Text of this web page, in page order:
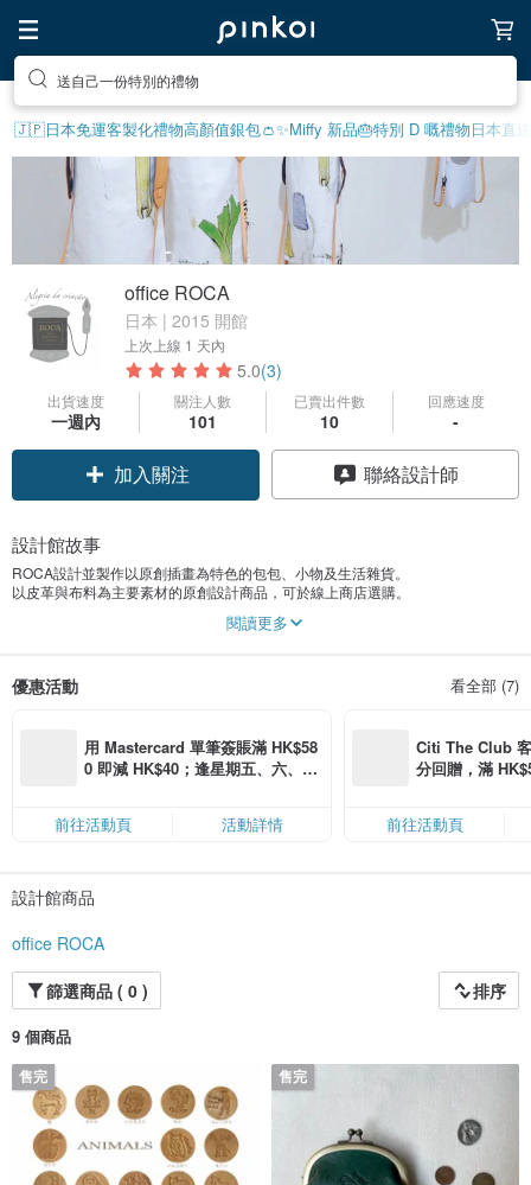
送自己一份特別的禮物
🇯🇵日本免運客製化禮物高顏值銀包👛✨Miffy 新品🎂特別 D 嘅禮物日本直
office ROCA
日本 | 2015 開館
上次上線 1 天內
5.0(3)
出貨速度
一週內
關注人數
101
已賣出件數
10
回應速度
-
加入關注 聯絡設計師
設計館故事
ROCA設計並製作以原創插畫為特色的包包、小物及生活雜貨。
以皮革與布料為主要素材的原創設計商品，可於線上商店選購。
ROCA原創印章備有約80種插畫款式。
以動物印章為主，歡迎尋找您最喜愛的夥伴。
閱讀更多
優惠活動 看全部 (7)
用 Mastercard 單筆簽賬滿 HK$58
0 即減 HK$40；逢星期五、六、日
卡」結帳）
前往活動頁 活動詳情
Citi The Club
分回贈，滿
前往活動頁
設計館商品
office ROCA
篩選商品 ( 0 )
排序
9 個商品
售完 售完